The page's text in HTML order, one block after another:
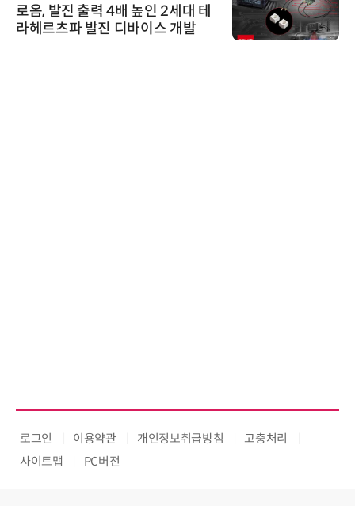
로옴, 발진 출력 4배 높인 2세대 테
라헤르츠파 발진 디바이스 개발
로그인 이용약관 개인정보취급방침
고충처리
사이트맵
PC버전